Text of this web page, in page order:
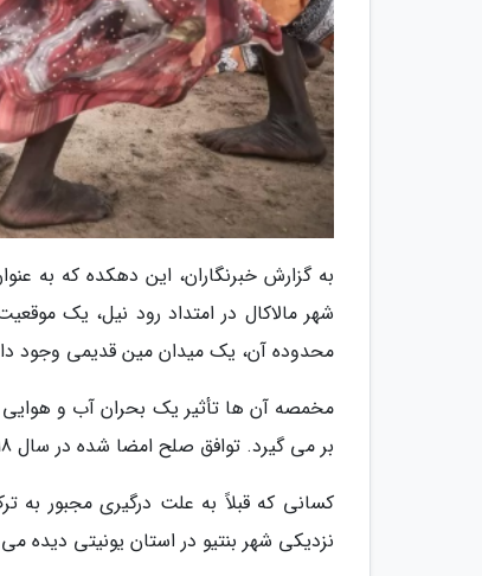
به گزارش خبرنگاران، این دهکده که به
شهر مالاکال در امتداد رود نیل، یک
محدوده آن، یک میدان مین قدیمی وجود
مخمصه آن ها تأثیر یک بحران آب و هوایی
بر می گیرد. توافق صلح امضا شده در سال 2018 یاری چندانی به توقف خشونت بومی ننموده است.
کسانی که قبلاً به علت درگیری مجبور به
نزدیکی شهر بنتیو در استان یونیتی